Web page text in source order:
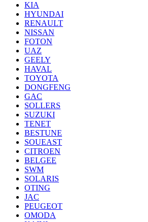
KIA
HYUNDAI
RENAULT
NISSAN
FOTON
UAZ
GEELY
HAVAL
TOYOTA
DONGFENG
GAC
SOLLERS
SUZUKI
TENET
BESTUNE
SOUEAST
CITROEN
BELGEE
SWM
SOLARIS
OTING
JAC
PEUGEOT
OMODA